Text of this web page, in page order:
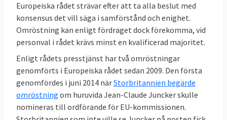
Europeiska rådet strävar efter att ta alla beslut med
konsensus det vill säga i samförstånd och enighet.
Omröstning kan enligt fördraget dock förekomma, vid
personval i rådet krävs minst en kvalificerad majoritet.
Enligt rådets presstjänst har två omröstningar
genomförts i Europeiska rådet sedan 2009. Den första
genomfördes i juni 2014 närStorbritannien begärde
omröstning om huruvida Jean-Claude Juncker skulle
nomineras till ordförande för EU-kommissionen.